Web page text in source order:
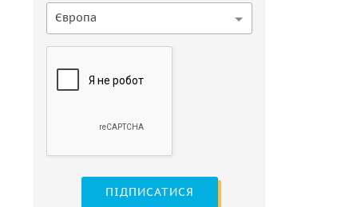
Європа
ПІДПИСАТИСЯ